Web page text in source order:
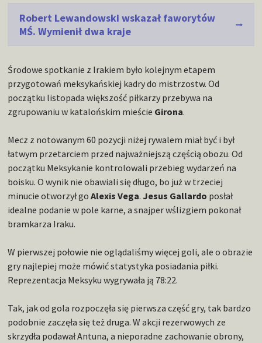
Robert Lewandowski wskazał faworytów
MŚ. Wymienił dwa kraje
Środowe spotkanie z Irakiem było kolejnym etapem
przygotowań meksykańskiej kadry do mistrzostw. Od
początku listopada większość piłkarzy przebywa na
zgrupowaniu w katalońskim mieście Girona.
Mecz z notowanym 60 pozycji niżej rywalem miał być i był
łatwym przetarciem przed najważniejszą częścią obozu. Od
początku Meksykanie kontrolowali przebieg wydarzeń na
boisku. O wynik nie obawiali się długo, bo już w trzeciej
minucie otworzył goAlexis Vega. Jesus Gallardo posłał
idealne podanie w pole karne, a snajper wślizgiem pokonał
bramkarza Iraku.
W pierwszej połowie nie oglądaliśmy więcej goli, ale o obrazie
gry najlepiej może mówić statystyka posiadania piłki.
Reprezentacja Meksyku wygrywała ją 78:22.
Tak, jak od gola rozpoczęła się pierwsza część gry, tak bardzo
podobnie zaczęła się też druga. W akcji rezerwowych ze
skrzydła podawał Antuna, a nieporadne zachowanie obrony,